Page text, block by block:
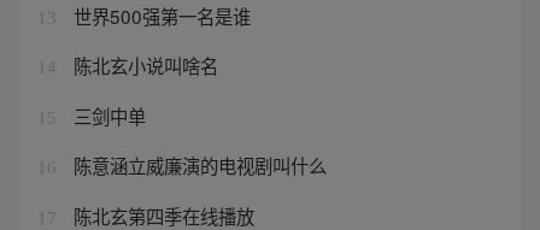
13 世界500强第一名是谁
14 陈北玄小说叫啥名
15 三剑中单
16 陈意涵立威廉演的电视剧叫什么
17 陈北玄第四季在线播放